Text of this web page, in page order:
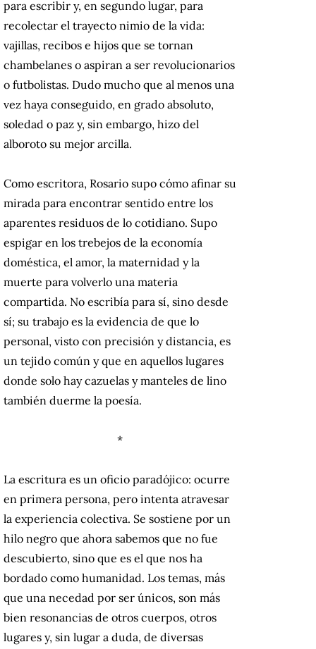
para escribir y, en segundo lugar, para
recolectar el trayecto nimio de la vida:
vajillas, recibos e hijos que se tornan
chambelanes o aspiran a ser revolucionarios
o futbolistas. Dudo mucho que al menos una
vez haya conseguido, en grado absoluto,
soledad o paz y, sin embargo, hizo del
alboroto su mejor arcilla.
Como escritora, Rosario supo cómo afinar su
mirada para encontrar sentido entre los
aparentes residuos de lo cotidiano. Supo
espigar en los trebejos de la economía
doméstica, el amor, la maternidad y la
muerte para volverlo una materia
compartida. No escribía para sí, sino desde
sí; su trabajo es la evidencia de que lo
personal, visto con precisión y distancia, es
un tejido común y que en aquellos lugares
donde solo hay cazuelas y manteles de lino
también duerme la poesía.
*
La escritura es un oficio paradójico: ocurre
en primera persona, pero intenta atravesar
la experiencia colectiva. Se sostiene por un
hilo negro que ahora sabemos que no fue
descubierto, sino que es el que nos ha
bordado como humanidad. Los temas, más
que una necedad por ser únicos, son más
bien resonancias de otros cuerpos, otros
lugares y, sin lugar a duda, de diversas